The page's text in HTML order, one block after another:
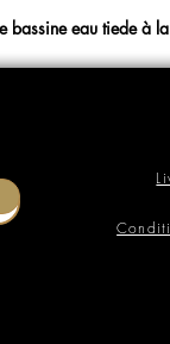
bassine eau tiede à